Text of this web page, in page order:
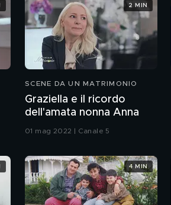
SCENE DA UN MATRIMONIO
Graziella e il ricordo
dell'amata nonna Anna
01 mag 2022 | Canale 5
2 MIN
4 MIN